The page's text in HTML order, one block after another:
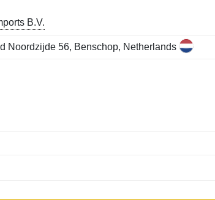
B.V.
Noordzijde 56, Benschop, Netherlands